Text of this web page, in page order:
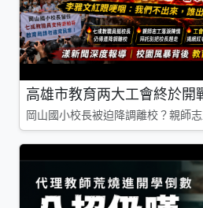
高雄市教育两大工會終於
岡山國小校長被迫降調離校？親師